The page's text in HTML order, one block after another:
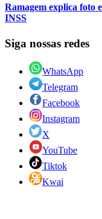
Ramagem explica foto
INSS
Siga nossas redes
WhatsApp
Telegram
Facebook
Instagram
X
YouTube
Tiktok
Kwai